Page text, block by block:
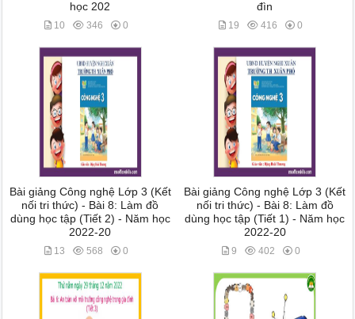
học 202
10 346 0
đìn
19 416 0
Bài giảng Công nghệ Lớp 3 (Kết
nối tri thức) - Bài 8: Làm đồ
dùng học tập (Tiết 2) - Năm học
2022-20
13 568 0
Bài giảng Công nghệ Lớp 3 (Kết
nối tri thức) - Bài 8: Làm đồ
dùng học tập (Tiết 1) - Năm học
2022-20
9 402 0